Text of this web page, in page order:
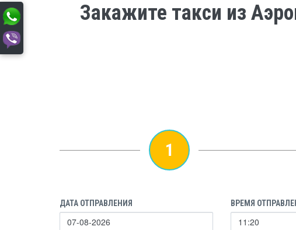
Закажите такси из
1
ДАТА ОТПРАВЛЕНИЯ ВРЕМЯ